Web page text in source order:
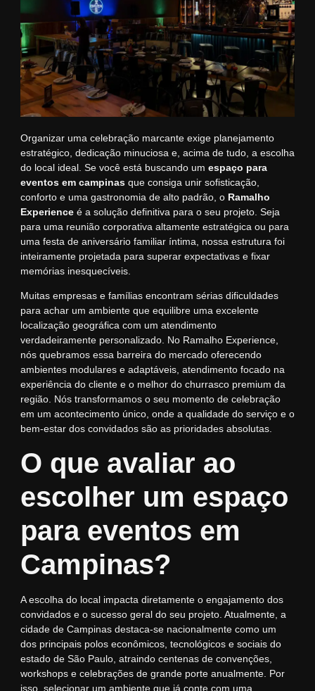
Organizar uma celebração marcante exige planejamento
estratégico, dedicação minuciosa e, acima de tudo, a escolha
do local ideal. Se você está buscando um espaço para
eventos em campinasque consiga unir sofisticação,
conforto e uma gastronomia de alto padrão, o Ramalho
Experienceé a solução definitiva para o seu projeto. Seja
para uma reunião corporativa altamente estratégica ou para
uma festa de aniversário familiar íntima, nossa estrutura foi
inteiramente projetada para superar expectativas e fixar
memórias inesquecíveis.
Muitas empresas e famílias encontram sérias dificuldades
para achar um ambiente que equilibre uma excelente
localização geográfica com um atendimento
verdadeiramente personalizado. No Ramalho Experience,
nós quebramos essa barreira do mercado oferecendo
ambientes modulares e adaptáveis, atendimento focado na
experiência do cliente e o melhor do churrasco premium da
região. Nós transformamos o seu momento de celebração
em um acontecimento único, onde a qualidade do serviço e o
bem-estar dos convidados são as prioridades absolutas.
O que avaliar ao
escolher um espaço
para eventos em
Campinas?
A escolha do local impacta diretamente o engajamento dos
convidados e o sucesso geral do seu projeto. Atualmente, a
cidade de Campinasdestaca-se nacionalmente como um
dos principais polos econômicos, tecnológicos e sociais do
estado de São Paulo, atraindo centenas de convenções,
workshops e celebrações de grande porte anualmente. Por
isso, selecionar um ambiente que já conte com uma